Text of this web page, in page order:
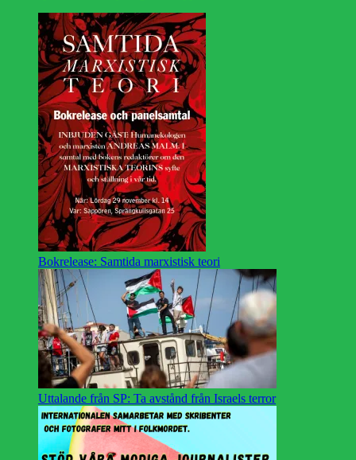
Bokrelease: Samtida marxistisk teori
Uttalande från SP: Ta avstånd från Israels terror